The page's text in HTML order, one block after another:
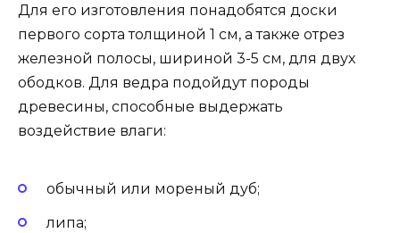
Для его изготовления понадобятся доски
первого сорта толщиной 1 см, а также отрез
железной полосы, шириной 3-5 см, для двух
ободков. Для ведра подойдут породы
древесины, способные выдержать
воздействие влаги:
обычный или мореный дуб;
липа;